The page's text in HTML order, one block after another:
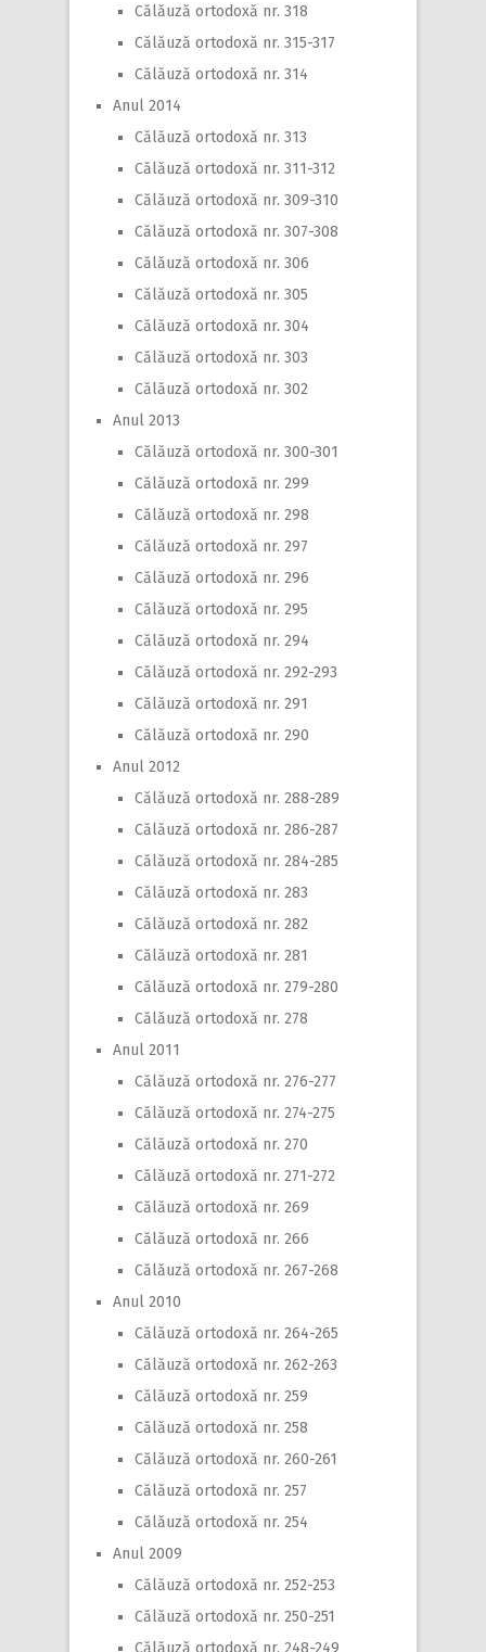
Călăuză ortodoxă nr. 318
Călăuză ortodoxă nr. 315-317
Călăuză ortodoxă nr. 314
Anul 2014
Călăuză ortodoxă nr. 313
Călăuză ortodoxă nr. 311-312
Călăuză ortodoxă nr. 309-310
Călăuză ortodoxă nr. 307-308
Călăuză ortodoxă nr. 306
Călăuză ortodoxă nr. 305
Călăuză ortodoxă nr. 304
Călăuză ortodoxă nr. 303
Călăuză ortodoxă nr. 302
Anul 2013
Călăuză ortodoxă nr. 300-301
Călăuză ortodoxă nr. 299
Călăuză ortodoxă nr. 298
Călăuză ortodoxă nr. 297
Călăuză ortodoxă nr. 296
Călăuză ortodoxă nr. 295
Călăuză ortodoxă nr. 294
Călăuză ortodoxă nr. 292-293
Călăuză ortodoxă nr. 291
Călăuză ortodoxă nr. 290
Anul 2012
Călăuză ortodoxă nr. 288-289
Călăuză ortodoxă nr. 286-287
Călăuză ortodoxă nr. 284-285
Călăuză ortodoxă nr. 283
Călăuză ortodoxă nr. 282
Călăuză ortodoxă nr. 281
Călăuză ortodoxă nr. 279-280
Călăuză ortodoxă nr. 278
Anul 2011
Călăuză ortodoxă nr. 276-277
Călăuză ortodoxă nr. 274-275
Călăuză ortodoxă nr. 270
Călăuză ortodoxă nr. 271-272
Călăuză ortodoxă nr. 269
Călăuză ortodoxă nr. 266
Călăuză ortodoxă nr. 267-268
Anul 2010
Călăuză ortodoxă nr. 264-265
Călăuză ortodoxă nr. 262-263
Călăuză ortodoxă nr. 259
Călăuză ortodoxă nr. 258
Călăuză ortodoxă nr. 260-261
Călăuză ortodoxă nr. 257
Călăuză ortodoxă nr. 254
Anul 2009
Călăuză ortodoxă nr. 252-253
Călăuză ortodoxă nr. 250-251
Călăuză ortodoxă nr. 248-249